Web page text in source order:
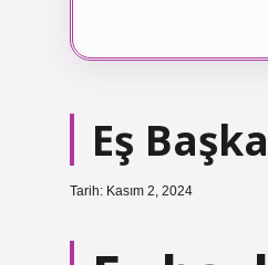
Eş
Tarih: Kasım 2, 2024